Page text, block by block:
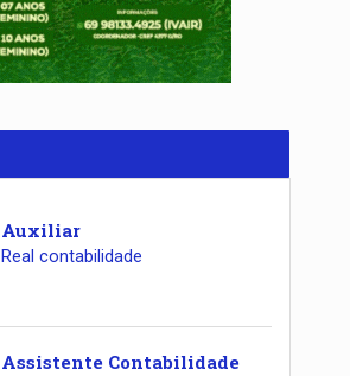
Auxiliar
Real contabilidade
Assistente Contabilidade